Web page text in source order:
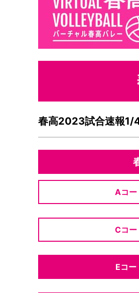
春高2023試合速報1/4
Aコー
Cコー
Eコー